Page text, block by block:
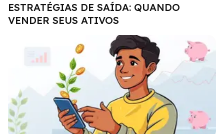
ESTRATÉGIAS DE SAÍDA: QUANDO
VENDER SEUS ATIVOS